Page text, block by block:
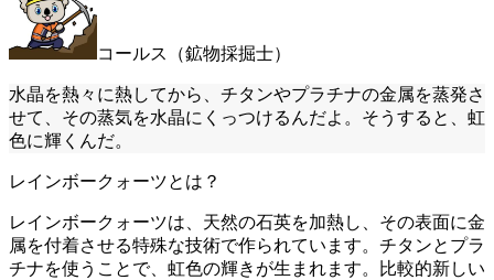
コールス（鉱物採掘士）
水晶を熱々に熱してから、チタンやプラチナの金属を蒸発さ
せて、その蒸気を水晶にくっつけるんだよ。そうすると、虹
色に輝くんだ。
レインボークォーツとは？
レインボークォーツは、天然の石英を加熱し、その表面に金
属を付着させる特殊な技術で作られています。チタンとプラ
チナを使うことで、虹色の輝きが生まれます。比較的新しい